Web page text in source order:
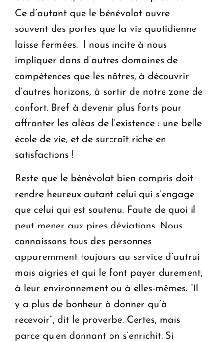
Ce d’autant que le bénévolat ouvre
souvent des portes que la vie quotidienne
laisse fermées. Il nous incite à nous
impliquer dans d’autres domaines de
compétences que les nôtres, à découvrir
d’autres horizons, à sortir de notre zone de
confort. Bref à devenir plus forts pour
affronter les aléas de l’existence : une belle
école de vie, et de surcroît riche en
satisfactions !
Reste que le bénévolat bien compris doit
rendre heureux autant celui qui s’engage
que celui qui est soutenu. Faute de quoi il
peut mener aux pires déviations. Nous
connaissons tous des personnes
apparemment toujours au service d’autrui
mais aigries et qui le font payer durement,
à leur environnement ou à elles-mêmes. “Il
y a plus de bonheur à donner qu’à
recevoir”, dit le proverbe. Certes, mais
parce qu’en donnant on s’enrichit. Si